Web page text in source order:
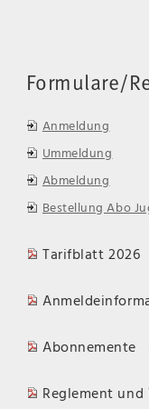
Formulare/
Anmeldung
Ummeldung
Abmeldung
Bestellung Abo
Tarifblatt 2026
Abonnemente
Reglement